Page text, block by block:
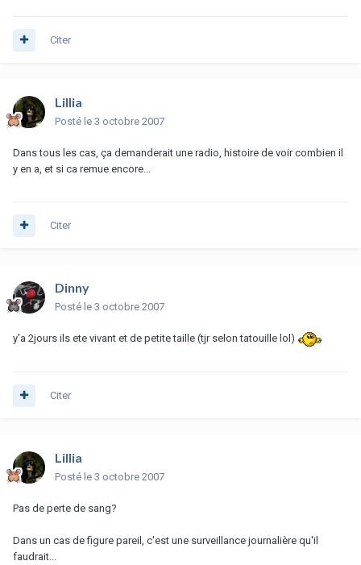
Citer
Lillia
Posté le 3 octobre 2007
Dans tous les cas, ça demanderait une radio, histoire de voir combien il
y en a, et si ca remue encore...
Citer
Dinny
Posté le 3 octobre 2007
y'a 2jours ils ete vivant et de petite taille (tjr selon tatouille lol)
Citer
Lillia
Posté le 3 octobre 2007
Pas de perte de sang?
Dans un cas de figure pareil, c'est une surveillance journalière qu'il
faudrait...